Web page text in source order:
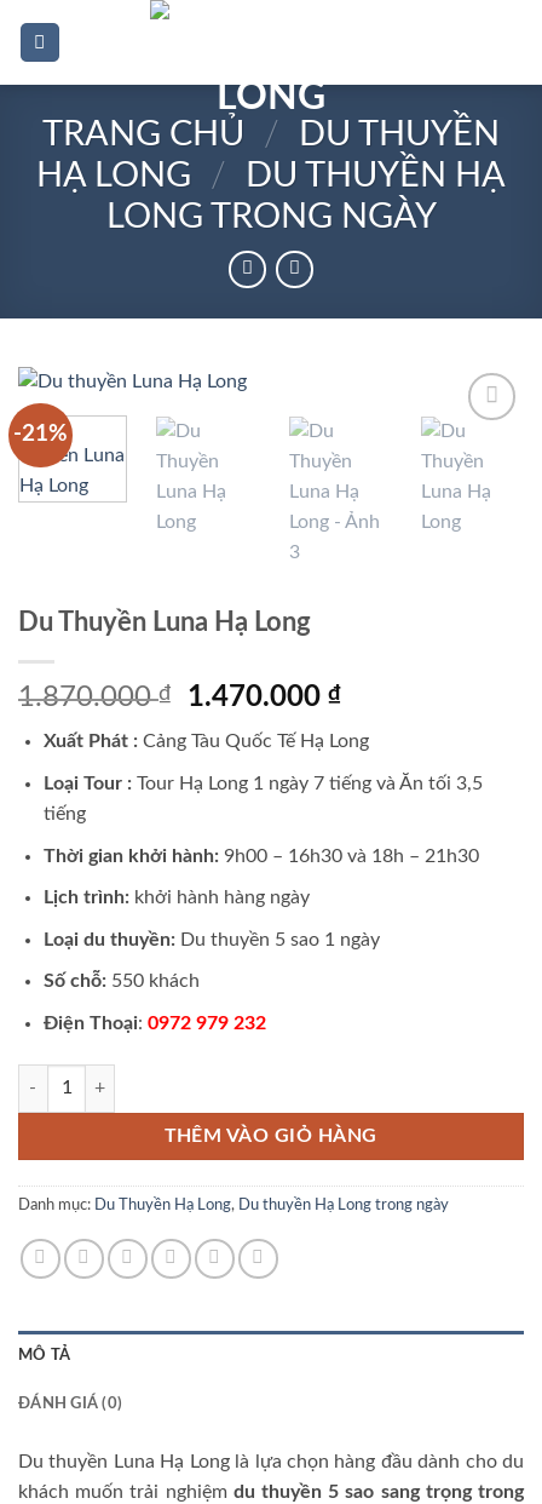
TRANG CHỦ /
DU THUYỀN
HẠ LONG
/
DU THUYỀN HẠ
LONG TRONG NGÀY
-21%
Add to
wishlist
Du Thuyền Luna Hạ Long
1.870.000₫
Giá
là:
1.870.000 ₫.
1.470.000₫Giá
tại
là:
Xuất Phát :Cảng Tàu Quốc Tế Hạ Long
Loại Tour :Tour Hạ Long 1 ngày 7 tiếng và Ăn tối 3,5
tiếng
Thời gian khởi hành:9h00 – 16h30 và 18h – 21h30
Lịch trình: khởi hành hàng ngày
Loại du thuyền: Du thuyền 5 sao 1 ngày
Số chỗ: 550 khách
Điện Thoại: 0972 979 232
Du Thuyền Luna Hạ Long số lượng
THÊM VÀO GIỎ HÀNG
Danh mục: Du Thuyền Hạ Long, Du thuyền Hạ Long trong ngày
MÔ TẢ
ĐÁNH GIÁ (0)
Du thuyền Luna Hạ Long là lựa chọn hàng đầu dành cho du
khách muốn trải nghiệm du thuyền 5 sao sang trọng trong